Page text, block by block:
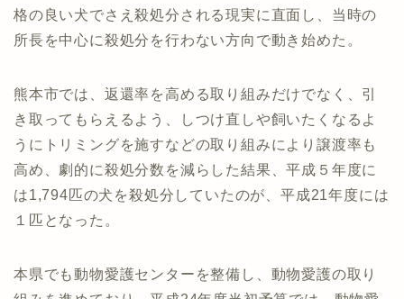
格の良い犬でさえ殺処分される現実に直面し、当時の
所長を中心に殺処分を行わない方向で動き始めた。
熊本市では、返還率を高める取り組みだけでなく、引
き取ってもらえるよう、しつけ直しや飼いたくなるよ
うにトリミングを施すなどの取り組みにより譲渡率も
高め、劇的に殺処分数を減らした結果、平成５年度に
は1,794匹の犬を殺処分していたのが、平成21年度には
１匹となった。
本県でも動物愛護センターを整備し、動物愛護の取り